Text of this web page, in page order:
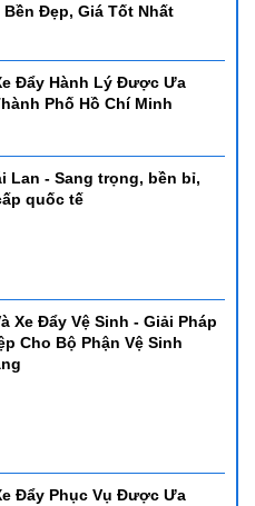
Bền Đẹp, Giá Tốt Nhất
Đẩy Hành Lý Được Ưa
Phố Hồ Chí Minh
Lan - Sang trọng, bền bỉ,
quốc tế
Xe Đẩy Vệ Sinh - Giải Pháp
Cho Bộ Phận Vệ Sinh
Đẩy Phục Vụ Được Ưa